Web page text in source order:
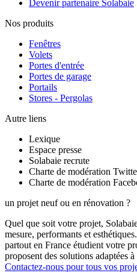
Devenir partenaire Solabaie
Nos produits
Fenêtres
Volets
Portes d'entrée
Portes de garage
Portails
Stores - Pergolas
Autre liens
Lexique
Espace presse
Solabaie recrute
Charte de modération
Charte de modération
un projet neuf ou en rénovation ?
Quel que soit votre projet,
mesure, performants et
partout en France étudient votre
proposent des solutions adaptées
Contactez-nous pour tous vos